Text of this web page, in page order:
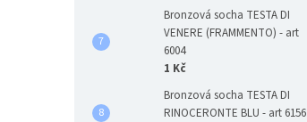
Bronzová socha TESTA DI
VENERE (FRAMMENTO) - art
6004
1 Kč
Bronzová socha TESTA DI
RINOCERONTE BLU - art 6156